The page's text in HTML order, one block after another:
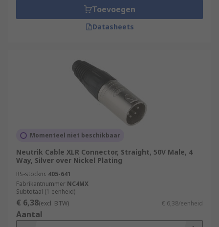
Toevoegen
Datasheets
Momenteel niet beschikbaar
Neutrik Cable XLR Connector, Straight, 50V Male, 4
Way, Silver over Nickel Plating
RS-stocknr. 405-641
Fabrikantnummer NC4MX
Subtotaal (1 eenheid)
€ 6,38(excl. BTW) € 6,38/eenheid
Aantal